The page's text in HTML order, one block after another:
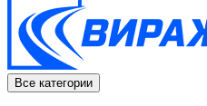
Все категории